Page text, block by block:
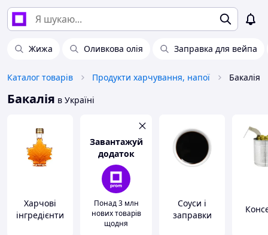
Жижа Оливкова олія Заправка для вейпа
Каталог товарів Продукти харчування, напої Бакалія
Бакалія в Україні
Харчові
інгредієнти
Завантажуй
додаток
Понад 3 млн
нових товарів
щодня
Соуси і
заправки